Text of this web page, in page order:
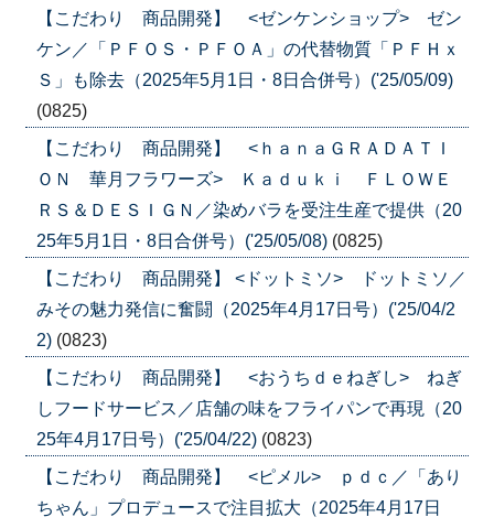
【こだわり 商品開発】 <ゼンケンショップ> ゼン
ケン／「ＰＦＯＳ・ＰＦＯＡ」の代替物質「ＰＦＨｘ
Ｓ」も除去（2025年5月1日・8日合併号）('25/05/09)
(0825)
【こだわり 商品開発】 <ｈａｎａＧＲＡＤＡＴＩ
ＯＮ 華月フラワーズ> Ｋａｄｕｋｉ ＦＬＯＷＥ
ＲＳ＆ＤＥＳＩＧＮ／染めバラを受注生産で提供（20
25年5月1日・8日合併号）('25/05/08) (0825)
【こだわり 商品開発】 <ドットミソ> ドットミソ／
みその魅力発信に奮闘（2025年4月17日号）('25/04/2
2) (0823)
【こだわり 商品開発】 <おうちｄｅねぎし> ねぎ
しフードサービス／店舗の味をフライパンで再現（20
25年4月17日号）('25/04/22) (0823)
【こだわり 商品開発】 <ピメル> ｐｄｃ／「あり
ちゃん」プロデュースで注目拡大（2025年4月17日